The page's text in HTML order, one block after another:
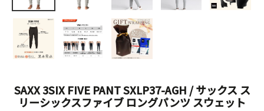
SAXX 3SIX FIVE PANT SXLP37-AGH / サックス ス
リーシックスファイブ ロングパンツ スウェット